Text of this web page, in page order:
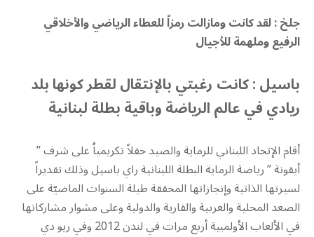
جلخ : لقد كانت ومازالت رمزاً للعطاء الرياضي والأخلاقي
الرفيع وملهمة للأجيال
باسيل : كانت رغبتي بالإنتقال لقطر كونها بلد
ريادي في عالم الرياضة وباقية بطلة لبنانية
أقام الإتحاد اللبناني للرماية والصيد حفلاً تكريمياُ على شرف ”
أيقونة ” رياضة الرماية البطلة اللبنانية راي باسيل وذلك تقديراً
لسيرتها الذاتية وإنجازاتها المحققة طيلة السنوات الماضيّة على
الصعد المحلية والعربية والقارية والدولية وعلى مشوار مشاركاتها
في الألعاب الأولمبية أربع مرات في لندن 2012 وفي ريو دي